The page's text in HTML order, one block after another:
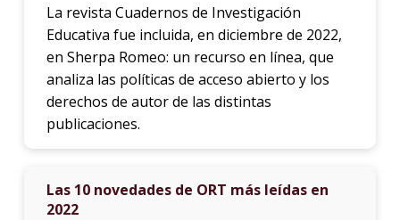
La revista Cuadernos de Investigación
Educativa fue incluida, en diciembre de 2022,
en Sherpa Romeo: un recurso en línea, que
analiza las políticas de acceso abierto y los
derechos de autor de las distintas
publicaciones.
Las 10 novedades de ORT más leídas en
2022